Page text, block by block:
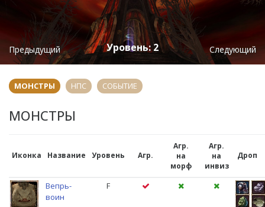
Предыдущий Уровень: 2 Cледующий
МОНСТРЫ НПС СОБЫТИЕ
МОНСТРЫ
Иконка Название Уровень Агр.
Агр.
на
морф
Агр.
на
инвиз
Дроп
Вепрь-
воин
F